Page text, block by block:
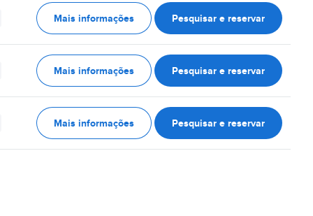
Mais informações Pesquisar e reservar
Mais informações Pesquisar e reservar
Mais informações Pesquisar e reservar